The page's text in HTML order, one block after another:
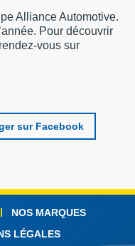
Alliance Automotive.
Pour découvrir
vous sur
sur Facebook
NOS MARQUES
LÉGALES